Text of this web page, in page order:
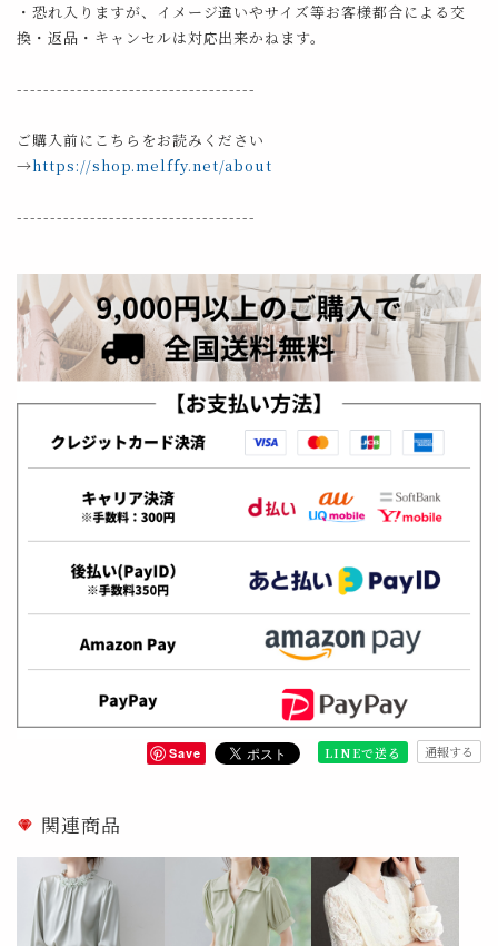
・恐れ入りますが、イメージ違いやサイズ等お客様都合による交
換・返品・キャンセルは対応出来かねます。
------------------------------------
ご購入前にこちらをお読みください
→https://shop.melffy.net/about
------------------------------------
Save LINEで送る 通報する
関連商品